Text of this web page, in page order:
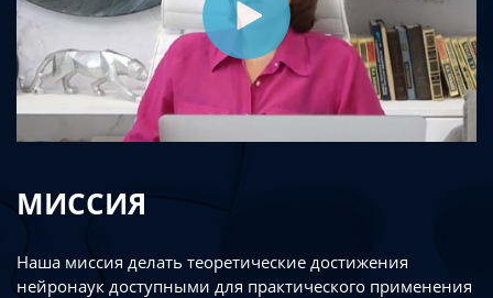
МИССИЯ
Наша миссия делать теоретические достижения
нейронаук доступными для практического применения